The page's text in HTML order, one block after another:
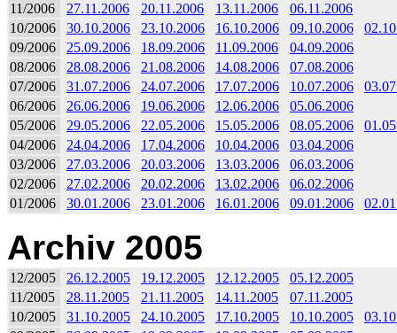
11/2006
27.11.2006 20.11.2006 13.11.2006
06.11.2006
10/2006
30.10.2006 23.10.2006 16.10.2006 09.10.2006
09/2006
25.09.2006 18.09.2006 11.09.2006
04.09.2006
08/2006
28.08.2006 21.08.2006 14.08.2006
07.08.2006
07/2006
31.07.2006 24.07.2006 17.07.2006 10.07.2006
06/2006
26.06.2006 19.06.2006 12.06.2006
05.06.2006
05/2006
29.05.2006 22.05.2006 15.05.2006 08.05.2006
04/2006
24.04.2006 17.04.2006 10.04.2006
03.04.2006
03/2006
27.03.2006 20.03.2006 13.03.2006
06.03.2006
02/2006
27.02.2006 20.02.2006 13.02.2006
06.02.2006
01/2006
30.01.2006 23.01.2006 16.01.2006 09.01.2006
Archiv 2005
12/2005 26.12.2005 19.12.2005 12.12.2005
05.12.2005
11/2005
28.11.2005 21.11.2005 14.11.2005
07.11.2005
10/2005
31.10.2005 24.10.2005 17.10.2005 10.10.2005